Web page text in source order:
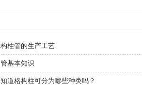
柱管的生产工艺
基本知识
道格构柱可分为哪些种类吗？